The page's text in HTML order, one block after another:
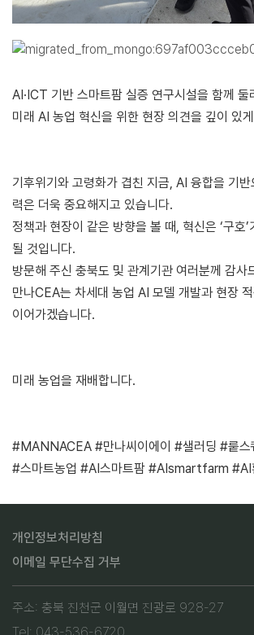
AI·ICT 기반 스마트팜 실증 연구시설을 함께 둘
미래 AI 농업 혁신을 위한 현장 의견을 깊이 있
기후위기와 고령화가 겹친 지금, AI 융합을 기
력은 더욱 중요해지고 있습니다.
정책과 현장이 같은 방향을 볼 때, 혁신은 ‘구호’
될 것입니다.
방문해 주신 충북도 및 관계기관 여러분께 감사
만나CEA는 차세대 농업 AI 모델 개발과 현장
이어가겠습니다.
미래 농업을 재배합니다.
#MANNACEA #만나씨이에이 #샐러딩 #뤁스
#스마트농업 #AI스마트팜 #AIsmartfarm #AI
개인정보처리방침
이메일 무단수집 거부
주소: 충북 진천군 이월면 진광로 928-27